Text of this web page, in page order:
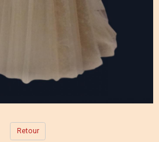
Retour